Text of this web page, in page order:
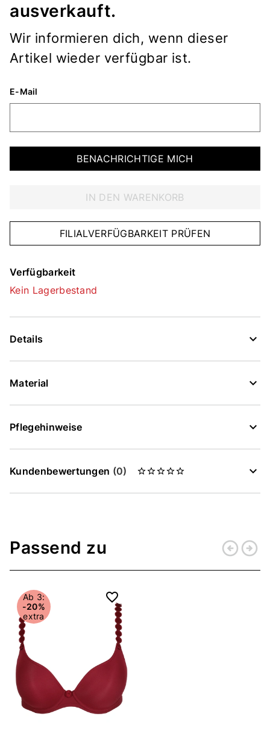
ausverkauft.
Wir informieren dich, wenn dieser
Artikel wieder verfügbar ist.
E-Mail
BENACHRICHTIGE MICH
IN DEN WARENKORB
FILIALVERFÜGBARKEIT PRÜFEN
Verfügbarkeit
Kein Lagerbestand
Details
Material
Pflegehinweise
Kundenbewertungen (0)
Passend zu arrow_circle_leftarrow_circle_right
Ab 3:
-20%
extra